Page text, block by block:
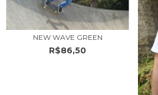
NEW WAVE GREEN
R$86,50